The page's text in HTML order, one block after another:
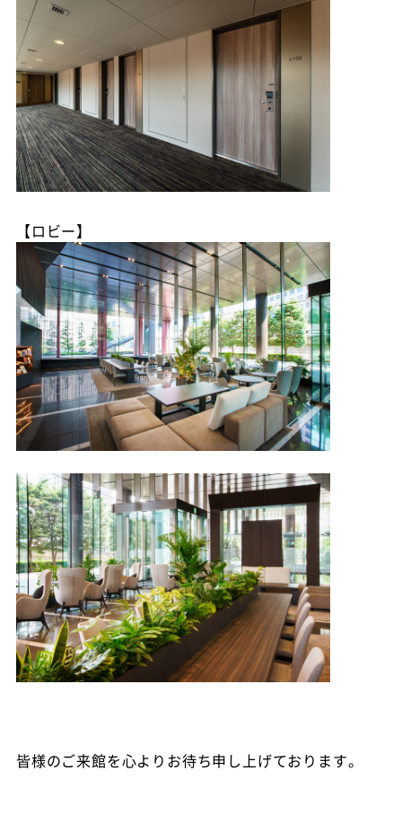
【ロビー】
皆様のご来館を心よりお待ち申し上げております。